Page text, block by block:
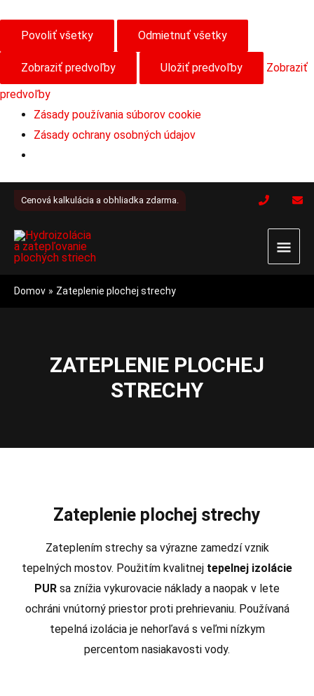
Povoliť všetky Odmietnuť všetky
Zobraziť predvoľby Uložiť predvoľby
Zobraziť
predvoľby
Zásady používania súborov cookie
Zásady ochrany osobných údajov
Preskočiť
obsah
Cenová kalkulácia a obhliadka zdarma.
Domov Zateplenie plochej strechy
ZATEPLENIE PLOCHEJ
STRECHY
Zateplenie plochej strechy
Zateplením strechy sa výrazne zamedzí vznik
tepelných mostov. Použitím kvalitnej tepelnej izolácie
PUR sa znížia vykurovacie náklady a naopak v lete
ochráni vnútorný priestor proti prehrievaniu. Používaná
tepelná izolácia je nehorľavá s veľmi nízkym
percentom nasiakavosti vody.